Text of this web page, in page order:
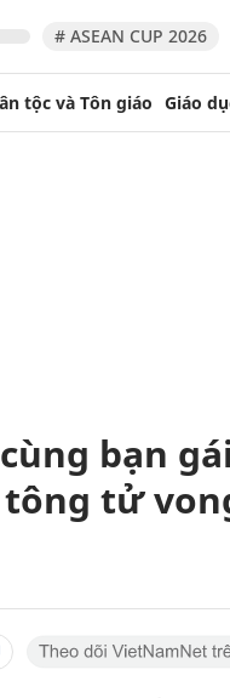
# ASEAN CUP 2026
tộc và Tôn giáo Giáo
bạn
tử